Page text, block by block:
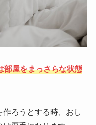
部屋をまっさらな状態
ろうとする時、おし